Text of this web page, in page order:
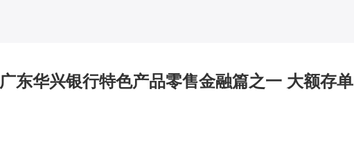
广东华兴银行特色产品零售金融篇之一 大额存单